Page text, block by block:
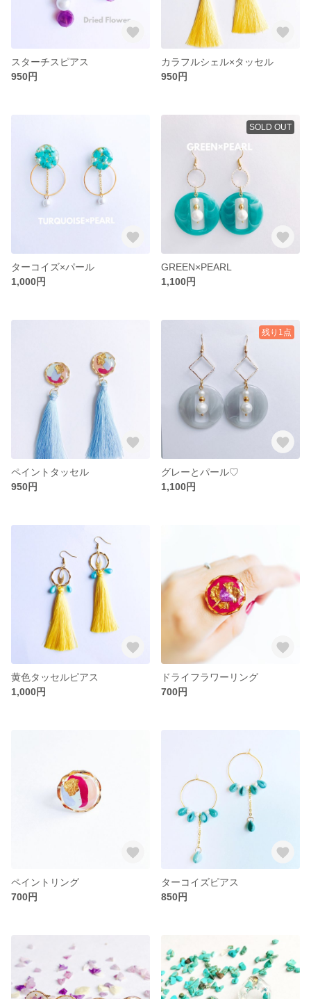
スターチスピアス
950円
カラフルシェル×タッセル
950円
ターコイズ×パール
1,000円
SOLD OUT
GREEN×PEARL
1,100円
ペイントタッセル
950円
残り1点
グレーとパール♡
1,100円
黄色タッセルピアス
1,000円
ドライフラワーリング
700円
ペイントリング
700円
ターコイズピアス
850円